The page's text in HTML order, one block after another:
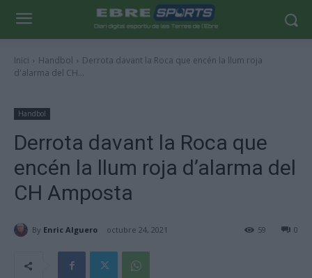
Inici Handbol
Derrota davant la Roca que encén la llum roja
d'alarma del CH...
Handbol
Derrota davant la Roca que
encén la llum roja d’alarma del
CH Amposta
By Enric Alguero octubre 24, 2021 0
59